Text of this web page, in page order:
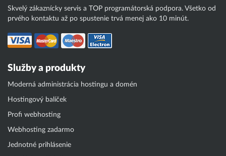
Skvelý zákaznícky servis a TOP programátorská podpora. Všetko od
prvého kontaktu až po spustenie trvá menej ako 10 minút.
Služby a produkty
Moderná administrácia hostingu a domén
Hostingový balíček
Profi webhosting
Webhosting zadarmo
Jednotné prihlásenie